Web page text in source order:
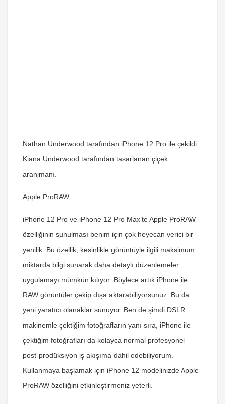
Nathan Underwood tarafından iPhone 12 Pro ile çekildi.
Kiana Underwood tarafından tasarlanan çiçek
aranjmanı.
Apple ProRAW
iPhone 12 Pro ve iPhone 12 Pro Max’te Apple ProRAW
özelliğinin sunulması benim için çok heyecan verici bir
yenilik. Bu özellik, kesinlikle görüntüyle ilgili maksimum
miktarda bilgi sunarak daha detaylı düzenlemeler
uygulamayı mümkün kılıyor. Böylece artık iPhone ile
RAW görüntüler çekip dışa aktarabiliyorsunuz. Bu da
yeni yaratıcı olanaklar sunuyor. Ben de şimdi DSLR
makinemle çektiğim fotoğrafların yanı sıra, iPhone ile
çektiğim fotoğrafları da kolayca normal profesyonel
post-prodüksiyon iş akışıma dahil edebiliyorum.
Kullanmaya başlamak için iPhone 12 modelinizde Apple
ProRAW özelliğini etkinleştirmeniz yeterli.